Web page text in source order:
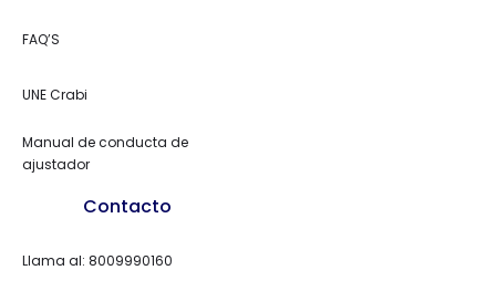
FAQ’S
UNE Crabi
Manual de conducta de
ajustador
Contacto
Llama al: 8009990160